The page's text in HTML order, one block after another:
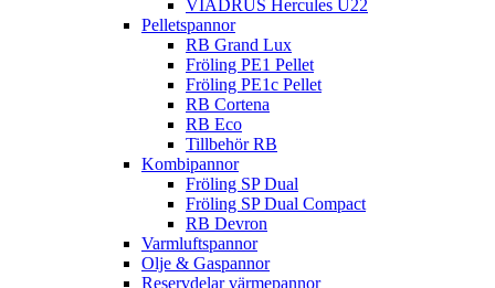
VIADRUS Hercules U22
Pelletspannor
RB Grand Lux
Fröling PE1 Pellet
Fröling PE1c Pellet
RB Cortena
RB Eco
Tillbehör RB
Kombipannor
Fröling SP Dual
Fröling SP Dual Compact
RB Devron
Varmluftspannor
Olje & Gaspannor
Reservdelar värmepannor